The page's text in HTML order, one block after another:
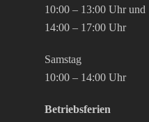
10:00 – 13:00 Uhr und
14:00 – 17:00 Uhr
Samstag
10:00 – 14:00 Uhr
Betriebsferien